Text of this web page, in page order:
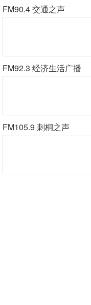
FM90.4 交通之声
FM92.3 经济生活广播
FM105.9 刺桐之声